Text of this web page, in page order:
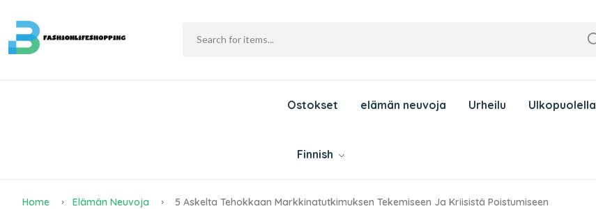
Ostokset elämän neuvoja Urheilu Ulkopuolella
Finnish
Home Elämän Neuvoja 5 Askelta Tehokkaan Markkinatutkimuksen Tekemiseen Ja Kriisistä Poistumiseen